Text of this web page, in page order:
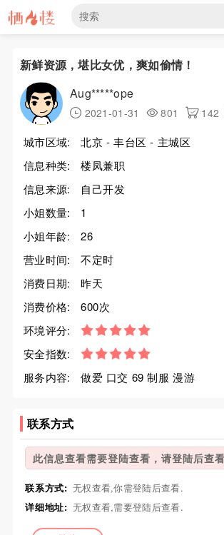
新鲜资源，堪比女优，爽如偷情！
Aug*****ope
2021-01-31 801 142
城市区域:
北京 - 丰台区 - 主城区
信息种类:
楼凤兼职
信息来源:
自己开发
小姐数量:
1
小姐年龄:
26
营业时间:
不定时
消费日期:
昨天
消费价格:
600次
环境评分:
安全指数:
服务内容:
做爱 口交 69 制服 漫游
联系方式
此信息查看需要登陆查看，请登陆后查
联系方式: 无权查看,你需登陆后查看.
详细地址: 无权查看,需要登陆后查看.